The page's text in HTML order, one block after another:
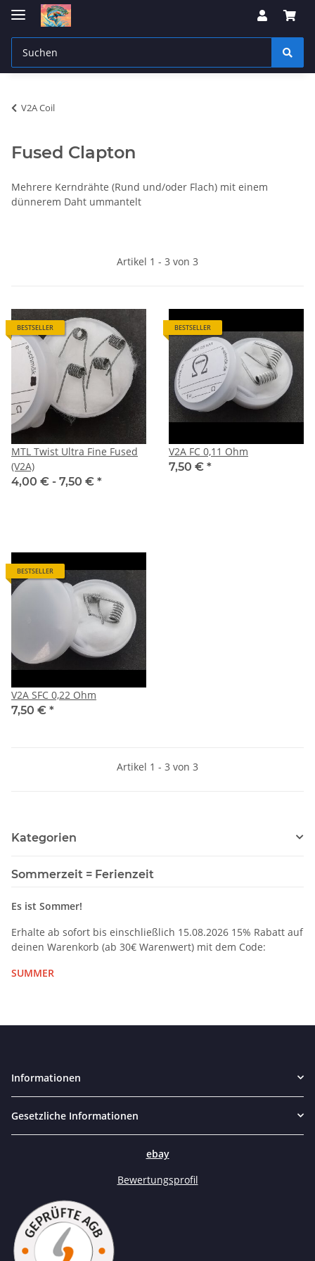
V2A Coil
Fused Clapton
Mehrere Kerndrähte (Rund und/oder Flach) mit einem
dünnerem Daht ummantelt
Artikel 1 - 3 von 3
BESTSELLER
MTL Twist Ultra Fine Fused
(V2A)
4,00 € - 7,50 € *
BESTSELLER
V2A FC 0,11 Ohm
7,50 € *
BESTSELLER
V2A SFC 0,22 Ohm
7,50 € *
Artikel 1 - 3 von 3
Kategorien
Sommerzeit = Ferienzeit
Es ist Sommer!
Erhalte ab sofort bis einschließlich 15.08.2026 15% Rabatt auf
deinen Warenkorb (ab 30€ Warenwert) mit dem Code:
SUMMER
Informationen
Gesetzliche Informationen
ebay
Bewertungsprofil